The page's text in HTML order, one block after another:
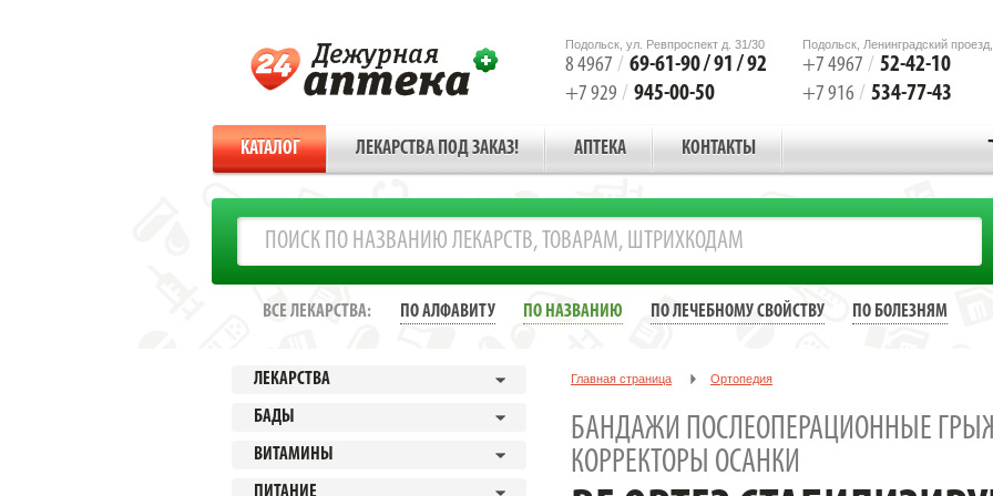
Подольск, ул. Ревпроспект д. 31/30
8 4967 / 69-61-90 / 91 / 92
+7 929 / 945-00-50
Подольск, Ленинградский
+7 4967 / 52-42-10
+7 916 / 534-77-43
КАТАЛОГ ЛЕКАРСТВА ПОД ЗАКАЗ! АПТЕКА КОНТАКТЫ
ВСЕ ЛЕКАРСТВА: ПО АЛФАВИТУ ПО НАЗВАНИЮ ПО ЛЕЧЕБНОМУ СВОЙСТВУ ПО БОЛЕЗНЯМ
ЛЕКАРСТВА
БАДЫ
ВИТАМИНЫ
ПИТАНИЕ
Главная страница Ортопедия
BF ОРТЕЗ СТАБИЛИЗИРУЮЩИЙ ДЛЯ РАЗГРУЗКИ ПОЯСНИЧНОГО
ФИКСАЦИИ/АРТ.SOFTEC LUMBO/ Р.4 (Ортопедия)
БАНДАЖИ ПОСЛЕОПЕРАЦИОННЫЕ
КОРРЕКТОРЫ ОСАНКИ